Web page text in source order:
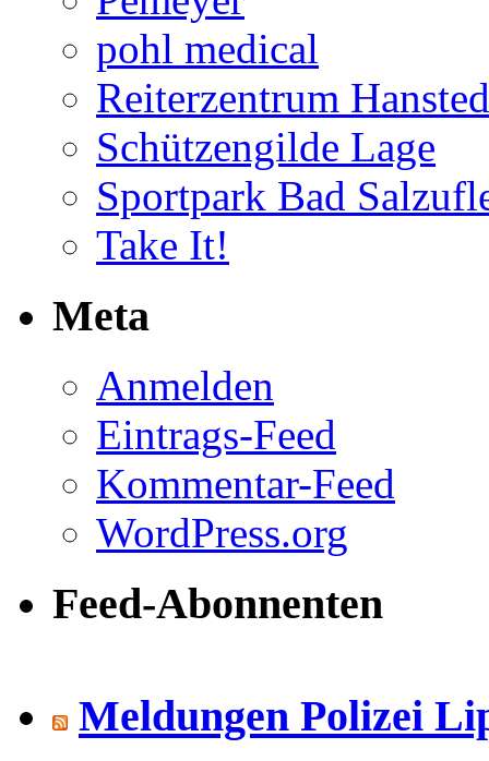
pohl medical
Reiterzentrum
Schützengilde Lage
Sportpark Bad
Take It!
Meta
Anmelden
Eintrags-Feed
Kommentar-Feed
WordPress.org
Feed-Abonnenten
Meldungen Polizei